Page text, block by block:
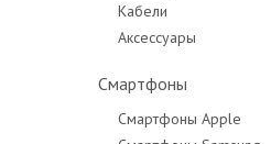
Кабели
Аксессуары
Смартфоны
Смартфоны Apple